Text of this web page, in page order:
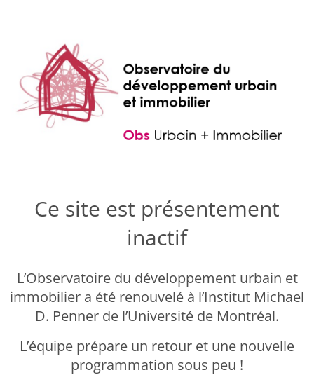
Ce site est présentement
inactif
L’Observatoire du développement urbain et
immobilier a été renouvelé à l’Institut Michael
D. Penner de l’Université de Montréal.
L’équipe prépare un retour et une nouvelle
programmation sous peu !